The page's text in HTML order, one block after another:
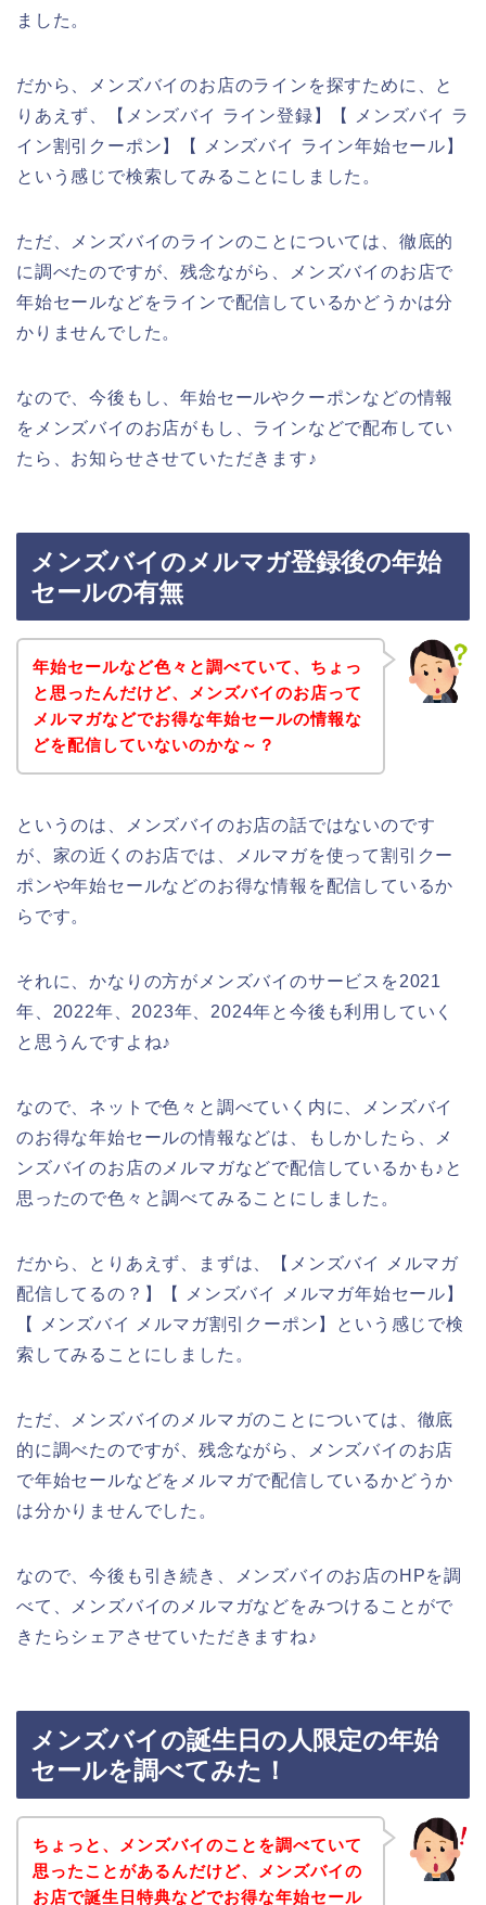
ました。
だから、メンズバイのお店のラインを探すために、と
りあえず、【メンズバイ ライン登録】【 メンズバイ ラ
イン割引クーポン】【 メンズバイ ライン年始セール】
という感じで検索してみることにしました。
ただ、メンズバイのラインのことについては、徹底的
に調べたのですが、残念ながら、メンズバイのお店で
年始セールなどをラインで配信しているかどうかは分
かりませんでした。
なので、今後もし、年始セールやクーポンなどの情報
をメンズバイのお店がもし、ラインなどで配布してい
たら、お知らせさせていただきます♪
メンズバイのメルマガ登録後の年始
セールの有無
年始セールなど色々と調べていて、ちょっ
と思ったんだけど、メンズバイのお店って
メルマガなどでお得な年始セールの情報な
どを配信していないのかな～？
というのは、メンズバイのお店の話ではないのです
が、家の近くのお店では、メルマガを使って割引クー
ポンや年始セールなどのお得な情報を配信しているか
らです。
それに、かなりの方がメンズバイのサービスを2021
年、2022年、2023年、2024年と今後も利用していく
と思うんですよね♪
なので、ネットで色々と調べていく内に、メンズバイ
のお得な年始セールの情報などは、もしかしたら、メ
ンズバイのお店のメルマガなどで配信しているかも♪と
思ったので色々と調べてみることにしました。
だから、とりあえず、まずは、【メンズバイ メルマガ
配信してるの？】【 メンズバイ メルマガ年始セール】
【 メンズバイ メルマガ割引クーポン】という感じで検
索してみることにしました。
ただ、メンズバイのメルマガのことについては、徹底
的に調べたのですが、残念ながら、メンズバイのお店
で年始セールなどをメルマガで配信しているかどうか
は分かりませんでした。
なので、今後も引き続き、メンズバイのお店のHPを調
べて、メンズバイのメルマガなどをみつけることがで
きたらシェアさせていただきますね♪
メンズバイの誕生日の人限定の年始
セールを調べてみた！
ちょっと、メンズバイのことを調べていて
思ったことがあるんだけど、メンズバイの
お店で誕生日特典などでお得な年始セール